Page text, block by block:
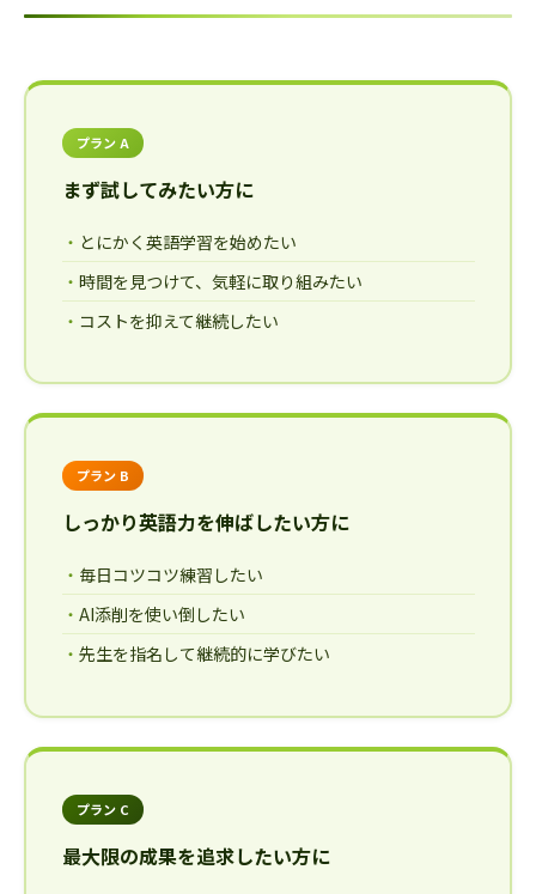
プラン A
まず試してみたい方に
とにかく英語学習を始めたい
時間を見つけて、気軽に取り組みたい
コストを抑えて継続したい
プラン B
しっかり英語力を伸ばしたい方に
毎日コツコツ練習したい
AI添削を使い倒したい
先生を指名して継続的に学びたい
プラン C
最大限の成果を追求したい方に